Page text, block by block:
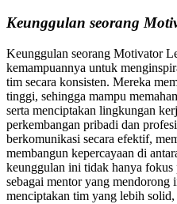
Keunggulan seorang
Keunggulan seorang Motivator
kemampuannya untuk
tim secara konsisten. Mereka
tinggi, sehingga mampu
serta menciptakan lingkungan
perkembangan pribadi dan
berkomunikasi secara efektif,
membangun kepercayaan di
keunggulan ini tidak hanya fokus
sebagai mentor yang mendorong
menciptakan tim yang lebih